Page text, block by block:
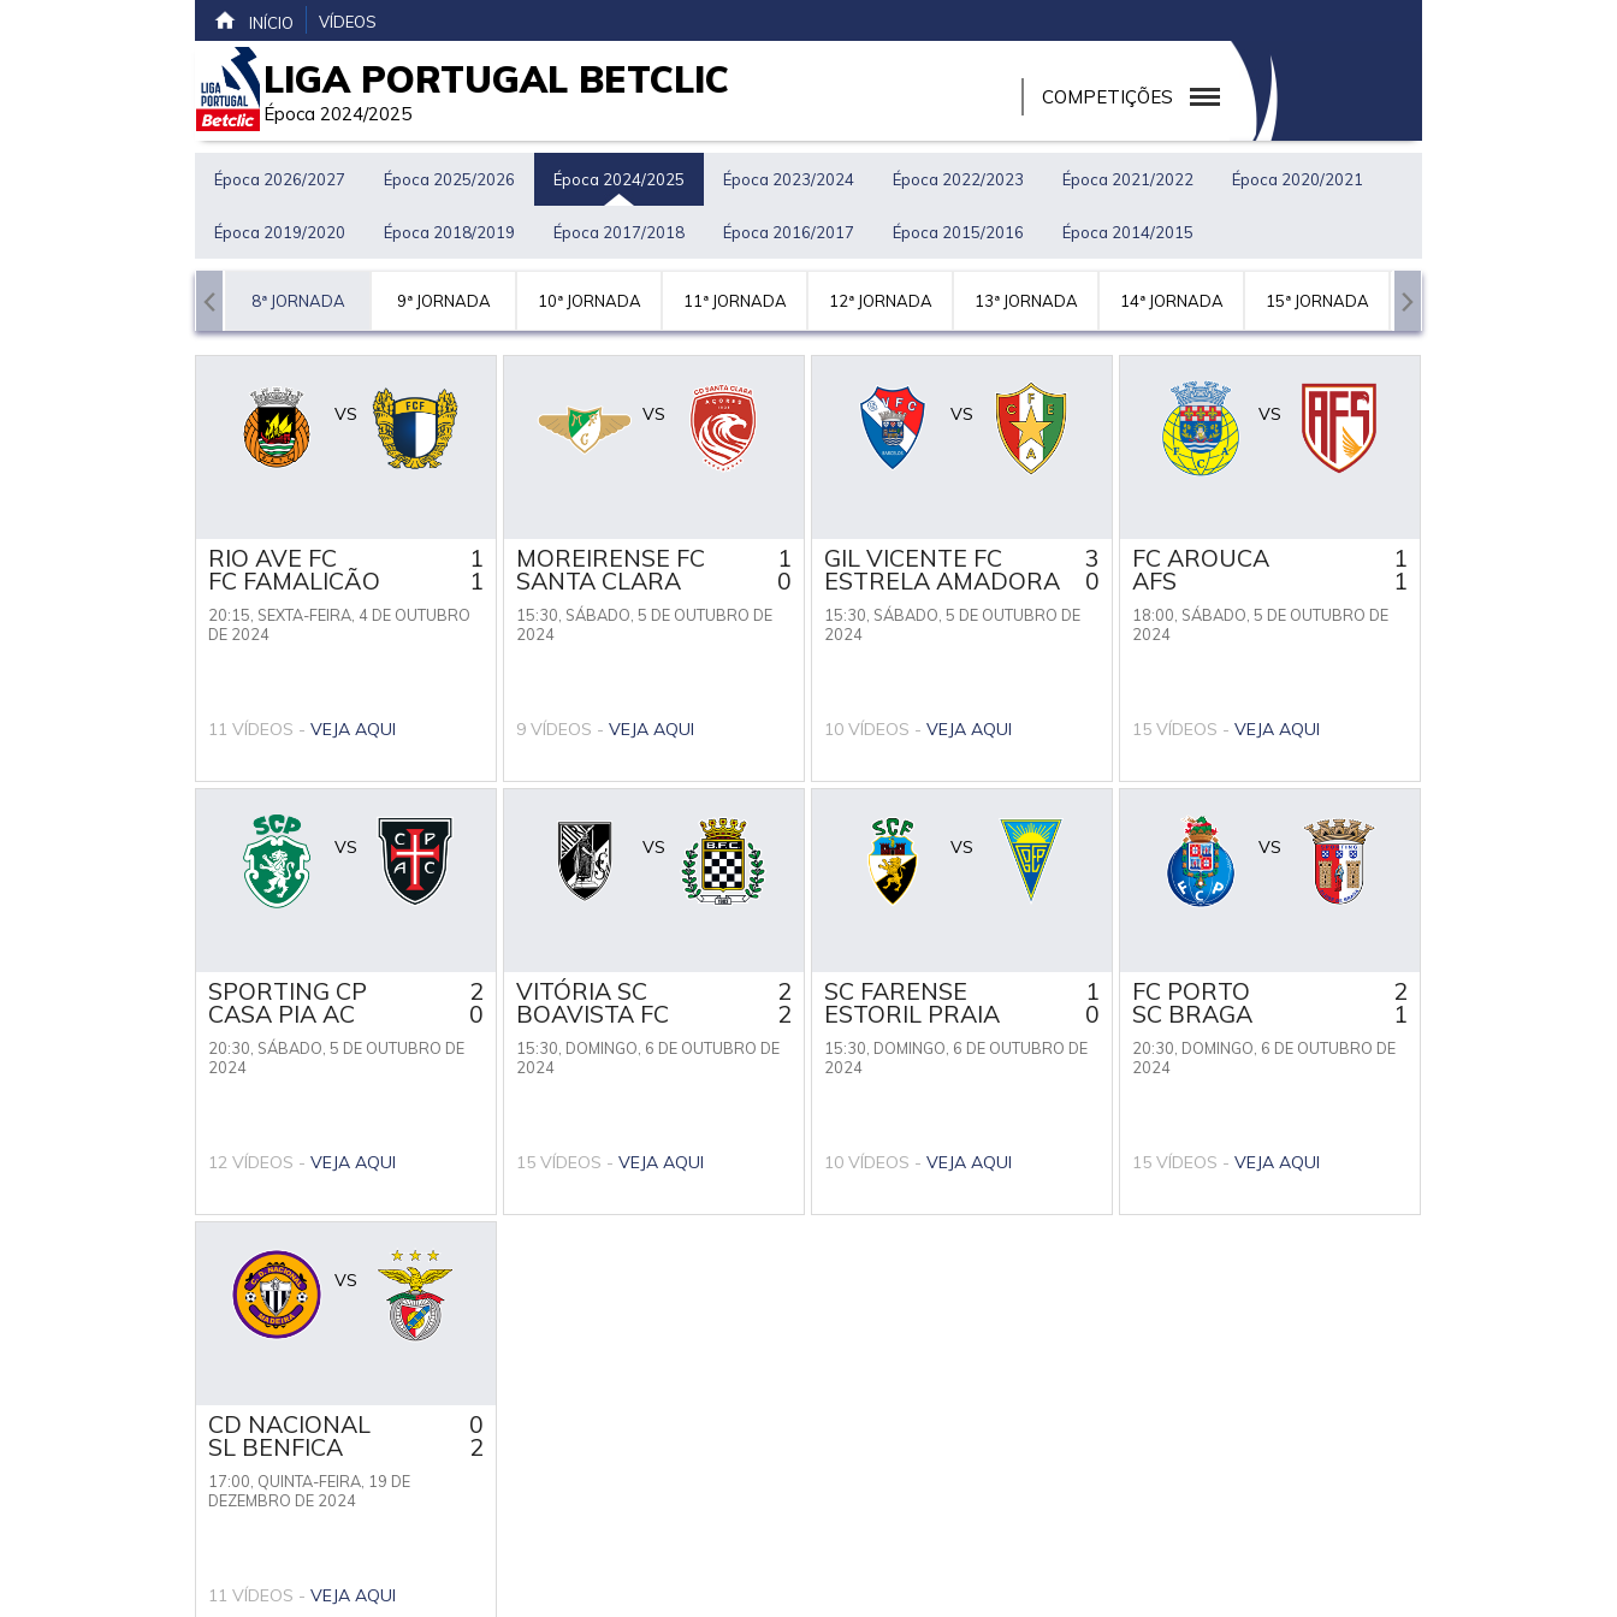
INÍCIO VÍDEOS
LIGA PORTUGAL BETCLIC
Época 2024/2025
COMPETIÇÕES
Época 2026/2027 Época 2025/2026 Época 2024/2025 Época 2023/2024 Época 2022/2023 Época 2021/2022 Época 2020/2021
Época 2019/2020 Época 2018/2019 Época 2017/2018 Época 2016/2017 Época 2015/2016 Época 2014/2015
8ª JORNADA 9ª JORNADA 10ª JORNADA 11ª JORNADA 12ª JORNADA 13ª JORNADA 14ª JORNADA 15ª JORNADA 16ª JORNADA
VS
RIO AVE FC 1
FC FAMALICÃO 1
20:15, SEXTA-FEIRA, 4 DE OUTUBRO
DE 2024
11 VÍDEOS - VEJA AQUI
VS
MOREIRENSE FC 1
SANTA CLARA 0
15:30, SÁBADO, 5 DE OUTUBRO DE
2024
9 VÍDEOS - VEJA AQUI
VS
GIL VICENTE FC 3
ESTRELA AMADORA 0
15:30, SÁBADO, 5 DE OUTUBRO DE
2024
10 VÍDEOS - VEJA AQUI
VS
FC AROUCA 1
AFS 1
18:00, SÁBADO, 5 DE OUTUBRO DE
2024
15 VÍDEOS - VEJA AQUI
VS
SPORTING CP 2
CASA PIA AC 0
20:30, SÁBADO, 5 DE OUTUBRO DE
2024
12 VÍDEOS - VEJA AQUI
VS
VITÓRIA SC 2
BOAVISTA FC 2
15:30, DOMINGO, 6 DE OUTUBRO DE
2024
15 VÍDEOS - VEJA AQUI
VS
SC FARENSE 1
ESTORIL PRAIA 0
15:30, DOMINGO, 6 DE OUTUBRO DE
2024
10 VÍDEOS - VEJA AQUI
VS
FC PORTO 2
SC BRAGA 1
20:30, DOMINGO, 6 DE OUTUBRO DE
2024
15 VÍDEOS - VEJA AQUI
VS
CD NACIONAL 0
SL BENFICA 2
17:00, QUINTA-FEIRA, 19 DE
DEZEMBRO DE 2024
11 VÍDEOS - VEJA AQUI